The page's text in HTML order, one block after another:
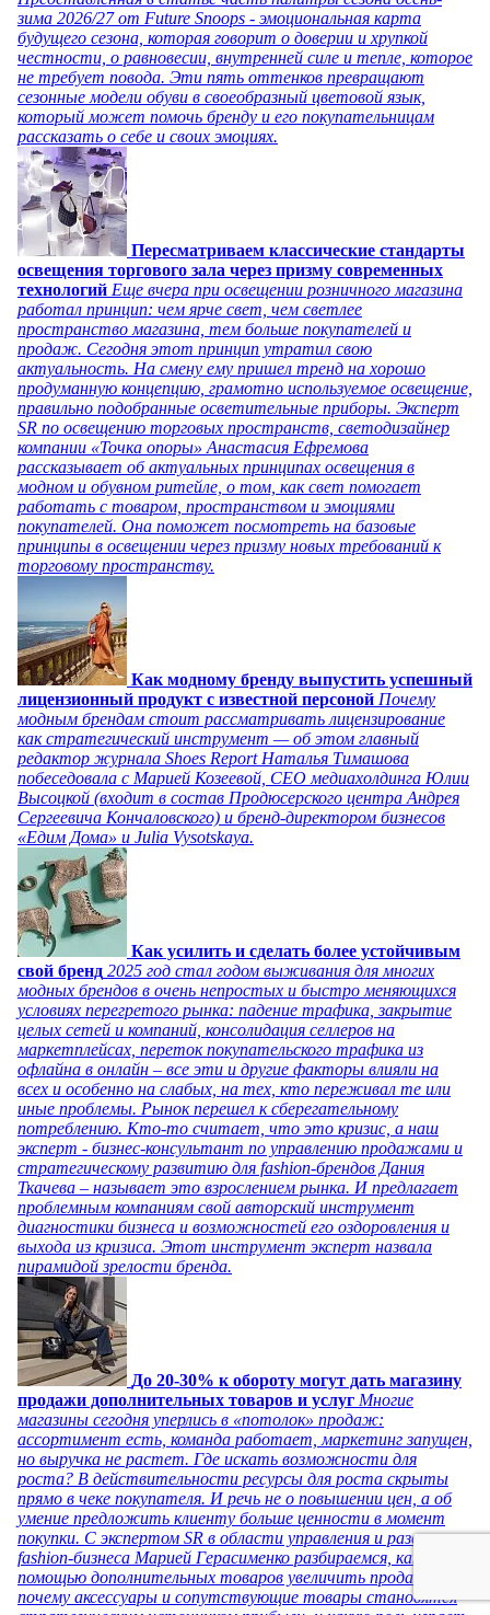
зима 2026/27 от Future Snoops - эмоциональная карта
будущего сезона, которая говорит о доверии и хрупкой
честности, о равновесии, внутренней силе и тепле, которое
не требует повода. Эти пять оттенков превращают
сезонные модели обуви в своеобразный цветовой язык,
который может помочь бренду и его покупательницам
рассказать о себе и своих эмоциях.
Пересматриваем классические стандарты
освещения торгового зала через призму современных
технологий Еще вчера при освещении розничного магазина
работал принцип: чем ярче свет, чем светлее
пространство магазина, тем больше покупателей и
продаж. Сегодня этот принцип утратил свою
актуальность. На смену ему пришел тренд на хорошо
продуманную концепцию, грамотно используемое освещение,
правильно подобранные осветительные приборы. Эксперт
SR по освещению торговых пространств, светодизайнер
компании «Точка опоры» Анастасия Ефремова
рассказывает об актуальных принципах освещения в
модном и обувном ритейле, о том, как свет помогает
работать с товаром, пространством и эмоциями
покупателей. Она поможет посмотреть на базовые
принципы в освещении через призму новых требований к
торговому пространству.
Как модному бренду выпустить успешный
лицензионный продукт с известной персоной Почему
модным брендам стоит рассматривать лицензирование
как стратегический инструмент — об этом главный
редактор журнала Shoes Report Наталья Тимашова
побеседовала с Марией Козеевой, СЕО медиахолдинга Юлии
Высоцкой (входит в состав Продюсерского центра Андрея
Сергеевича Кончаловского) и бренд-директором бизнесов
«Едим Дома» и Julia Vysotskaya.
Как усилить и сделать более устойчивым
свой бренд 2025 год стал годом выживания для многих
модных брендов в очень непростых и быстро меняющихся
условиях перегретого рынка: падение трафика, закрытие
целых сетей и компаний, консолидация селлеров на
маркетплейсах, переток покупательского трафика из
офлайна в онлайн – все эти и другие факторы влияли на
всех и особенно на слабых, на тех, кто переживал те или
иные проблемы. Рынок перешел к сберегательному
потреблению. Кто-то считает, что это кризис, а наш
эксперт - бизнес-консультант по управлению продажами и
стратегическому развитию для fashion-брендов Дания
Ткачева – называет это взрослением рынка. И предлагает
проблемным компаниям свой авторский инструмент
диагностики бизнеса и возможностей его оздоровления и
выхода из кризиса. Этот инструмент эксперт назвала
пирамидой зрелости бренда.
До 20-30% к обороту могут дать магазину
продажи дополнительных товаров и услуг Многие
магазины сегодня уперлись в «потолок» продаж:
ассортимент есть, команда работает, маркетинг запущен,
но выручка не растет. Где искать возможности для
роста? В действительности ресурсы для роста скрыты
прямо в чеке покупателя. И речь не о повышении цен, а об
умение предложить клиенту больше ценности в момент
покупки. С экспертом SR в области управления и развития
fashion-бизнеса Марией Герасименко разбираемся, как с
помощью дополнительных товаров увеличить продажи, и
почему аксессуары и сопутствующие товары становятся